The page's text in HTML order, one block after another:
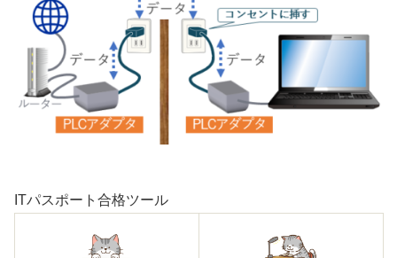
ITパスポート合格ツール